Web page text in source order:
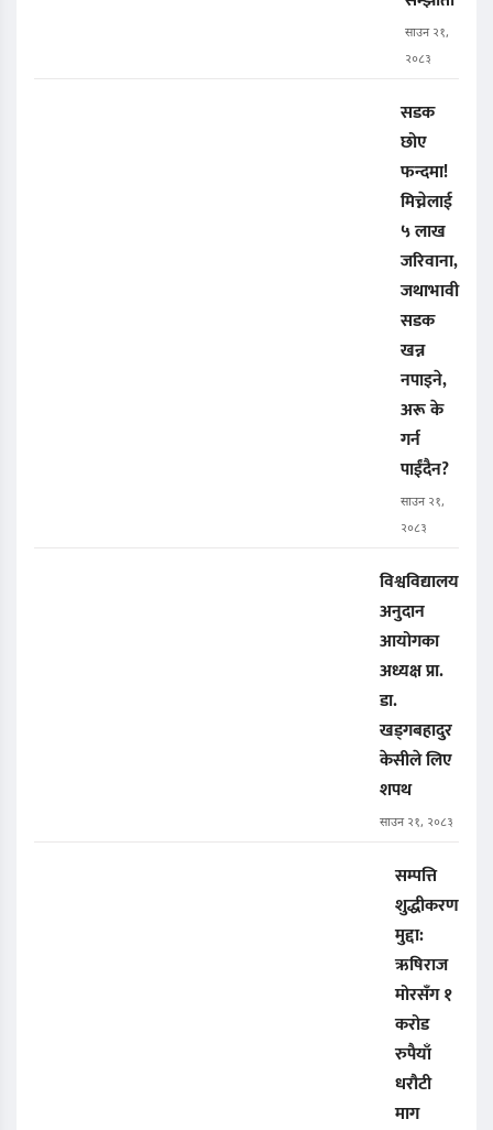
साउन २१,
२०८३
सडक
छोए
फन्दमा!
मिच्नेलाई
५ लाख
जरिवाना,
जथाभावी
सडक
खन्न
नपाइने,
अरू के
गर्न
पाईंदैन?
साउन २१,
२०८३
विश्वविद्यालय
अनुदान
आयोगका
अध्यक्ष प्रा.
डा.
खड्गबहादुर
केसीले लिए
शपथ
साउन २१, २०८३
सम्पत्ति
शुद्धीकरण
मुद्दा:
ऋषिराज
मोरसँग १
करोड
रुपैयाँ
धरौटी
माग